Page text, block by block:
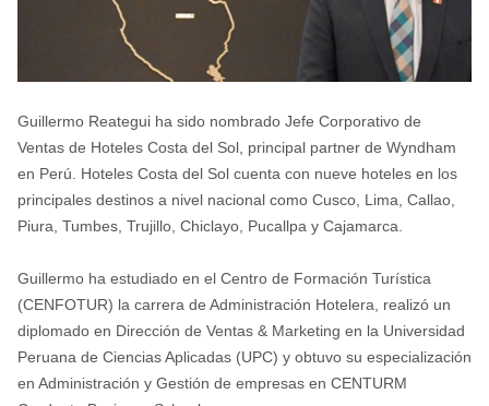
Guillermo Reategui ha sido nombrado Jefe Corporativo de
Ventas de Hoteles Costa del Sol, principal partner de Wyndham
en Perú. Hoteles Costa del Sol cuenta con nueve hoteles en los
principales destinos a nivel nacional como Cusco, Lima, Callao,
Piura, Tumbes, Trujillo, Chiclayo, Pucallpa y Cajamarca.
Guillermo ha estudiado en el Centro de Formación Turística
(CENFOTUR) la carrera de Administración Hotelera, realizó un
diplomado en Dirección de Ventas & Marketing en la Universidad
Peruana de Ciencias Aplicadas (UPC) y obtuvo su especialización
en Administración y Gestión de empresas en CENTURM